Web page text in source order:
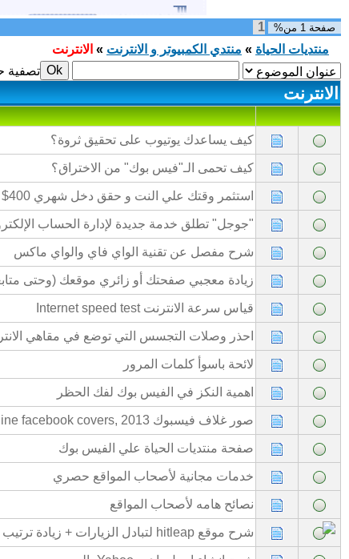
صفحة 1 من%
1
منتديات الحياة » منتدي الكمبيوتر و الانترنت » الانترنت
الانترنت
كيف يساعدك يوتيوب على تحقيق ثروة؟
كيف تحمى الـ"فيس بوك" من الاختراق؟
استثمر وقتك علي النت و حقق دخل شهري 400$ شهريا
"جوجل" تطلق خدمة جديدة لإدارة الحساب
شرح مفصل عن تقنية الواي فاي والواي ماكس
زيادة معجبي صفحتك أو زائري موقعك (وحتى
قياس سرعة الانترنت Internet speed test
احذر وصلات التجسس التي توضع في مقاهي
لائحة باسوأ كلمات المرور
اهمية النكز في الفيس بوك لفك الحظر
صور غلاف فيسبوك 2013 ,Timeline facebook covers و جوجل بلص
صفحة منتديات الحياة علي الفيس بوك
خدمات مجانية لأصحاب المواقع حصري
نصائح هامه لأصحاب المواقع
شرح موقع hitleap لتبادل الزيارات + زيادة ترتيب موقعك